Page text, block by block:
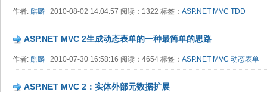
作者: 麒麟 2010-08-02 14:04:57 阅读：1322 标签： ASP.NET MVC TDD
ASP.NET MVC 2生成动态表单的一种最简单的思路
作者: 麒麟 2010-07-30 16:58:16 阅读：4654 标签： ASP.NET MVC 动态表单
ASP.NET MVC 2：实体外部元数据扩展